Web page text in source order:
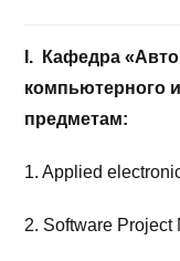
. Кафедра
компьютерного
предметам:
1. Applied
2. Software Project